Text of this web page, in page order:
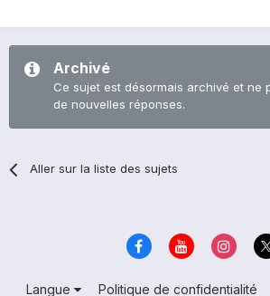
Archivé
Ce sujet est désormais archivé et ne
de nouvelles réponses.
Aller sur la liste des sujets
Langue Politique de confidentialité